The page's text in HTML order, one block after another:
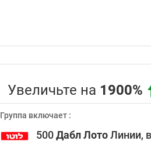
Увеличьте на 1900%
Группа включает :
500Дабл ЛотоЛинии,